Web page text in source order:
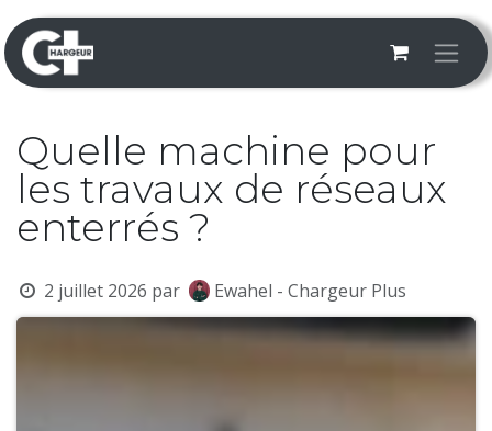
Se rendre au contenu
Quelle machine pour
les travaux de réseaux
enterrés ?
2 juillet 2026 par Ewahel - Chargeur Plus